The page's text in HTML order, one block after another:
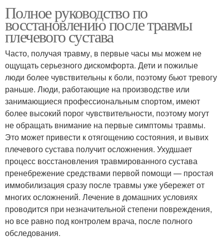
Полное руководство по
восстановлению после травмы
плечевого сустава
Часто, получая травму, в первые часы мы можем не
ощущать серьезного дискомфорта. Дети и пожилые
люди более чувствительны к боли, поэтому бьют тревогу
раньше. Люди, работающие на производстве или
занимающиеся профессиональным спортом, имеют
более высокий порог чувствительности, поэтому могут
не обращать внимание на первые симптомы травмы.
Это может привести к отягощению состояния, и вывих
плечевого сустава получит осложнения. Ухудшает
процесс восстановления травмированного сустава
пренебрежение средствами первой помощи — простая
иммобилизация сразу после травмы уже убережет от
многих осложнений. Лечение в домашних условиях
проводится при незначительной степени повреждения,
но все равно под контролем врача, после полного
обследования.